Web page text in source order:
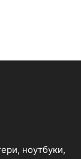
ноутбуки,